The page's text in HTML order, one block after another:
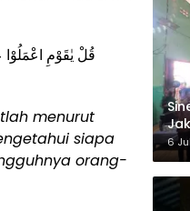
قُلْ يٰقَوْمِ
menurut
siapa
orang-
6